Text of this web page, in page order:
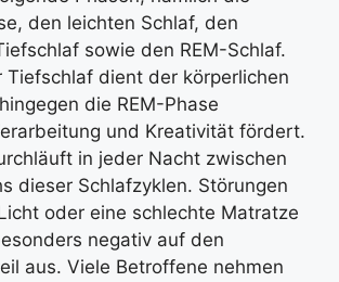
den leichten Schlaf, den
sowie den REM-Schlaf.
Tiefschlaf dient der körperlichen
die REM-Phase
und Kreativität fördert.
in jeder Nacht zwischen
dieser Schlafzyklen. Störungen
oder eine schlechte Matratze
negativ auf den
aus. Viele Betroffene nehmen